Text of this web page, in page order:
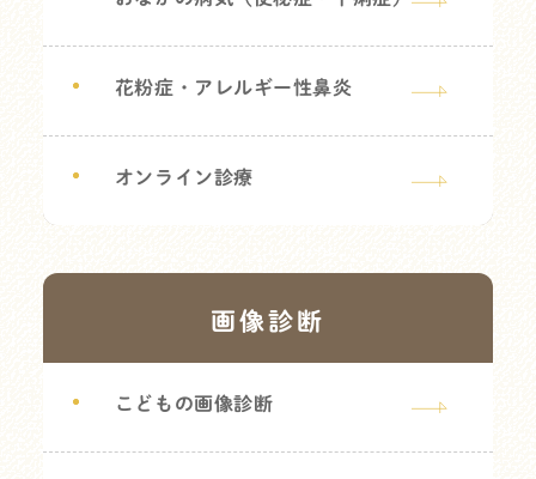
花粉症・アレルギー性鼻炎
オンライン診療
画像診断
こどもの画像診断